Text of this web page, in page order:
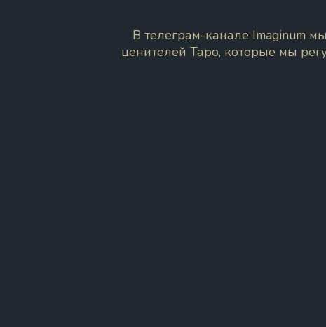
В телеграм-канале Imaginum
ценителей Таро, которые мы